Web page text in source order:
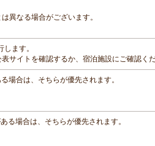
異なる場合がございます。
ます。
サイトを確認するか、宿泊施設にご確認くだ
場合は、そちらが優先されます。
る場合は、そちらが優先されます。